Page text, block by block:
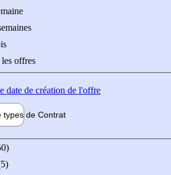
offres
date de création de l'offre
types de Contrat